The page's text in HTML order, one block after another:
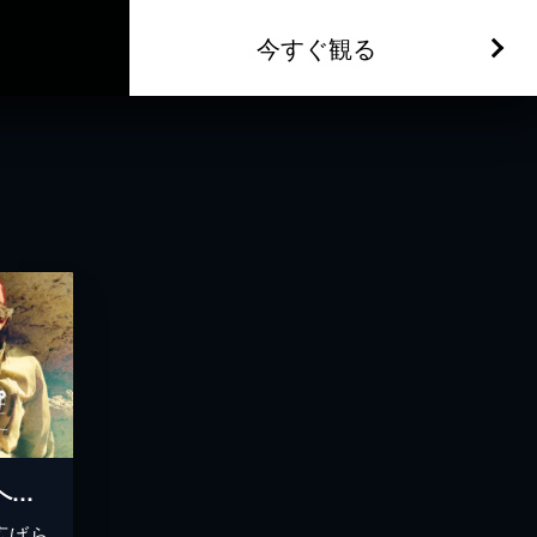
今すぐ観る
ノー・エスケープ-自由への国境-